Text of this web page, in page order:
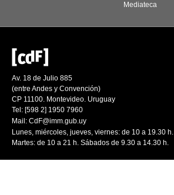
Mediateca
Av. 18 de Julio 885
(entre Andes y Convención)
CP 11100. Montevideo. Uruguay
Tel: [598 2] 1950 7960
Mail: CdF@imm.gub.uy
Lunes, miércoles, jueves, viernes: de 10 a 19.30 h.
Martes: de 10 a 21 h. Sábados de 9.30 a 14.30 h.